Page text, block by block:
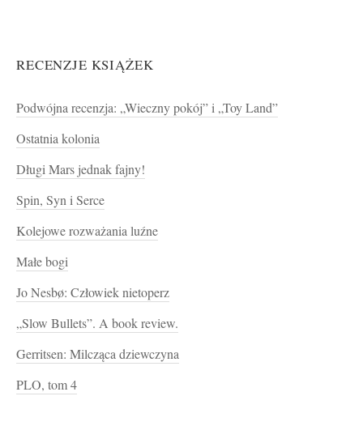
RECENZJE KSIĄŻEK
Podwójna recenzja: „Wieczny pokój” i „Toy Land”
Ostatnia kolonia
Długi Mars jednak fajny!
Spin, Syn i Serce
Kolejowe rozważania luźne
Małe bogi
Jo Nesbø: Człowiek nietoperz
„Slow Bullets”. A book review.
Gerritsen: Milcząca dziewczyna
PLO, tom 4